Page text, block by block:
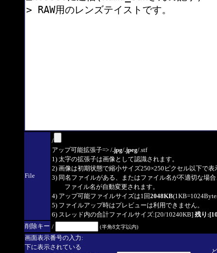
File
/
アップ可能拡張子=> /.jpg/.jpeg/.stf
1) 太字の拡張子は画像として認識されます。
2) 画像は初期状態で縮小サイズ250×250ピクセル以下で表
3) 同名ファイルがある、またはファイル名が不適切な場
ファイル名が自動変更されます。
4) アップ可能ファイルサイズは1回2048KB
5) ファイルアップ時はプレビューは利用できません。
6) スレッド内の合計ファイルサイズ:[20/10240KB] 残り
削除キー / (半角8文字以内)
画面表示番号の入力:
下に表示されている